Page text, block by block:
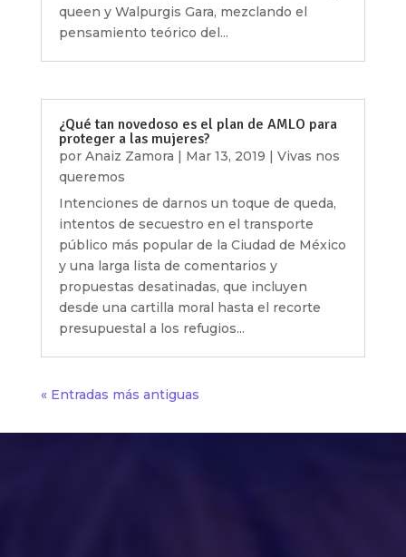
queen y Walpurgis Gara, mezclando el
pensamiento teórico del...
¿Qué tan novedoso es el plan de AMLO para
proteger a las mujeres?
por Anaiz Zamora | Mar 13, 2019 | Vivas nos
queremos
Intenciones de darnos un toque de queda,
intentos de secuestro en el transporte
público más popular de la Ciudad de México
y una larga lista de comentarios y
propuestas desatinadas, que incluyen
desde una cartilla moral hasta el recorte
presupuestal a los refugios...
« Entradas más antiguas